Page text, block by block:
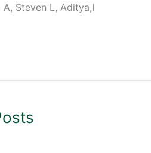
A, Steven L, Aditya,I